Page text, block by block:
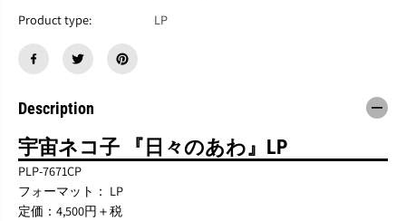
コ
『
日
の
わ
』
L
P
『
日
わ
』
P
Product type:
LP
Description
宇宙ネコ子 『日々のあわ』LP
PLP-7671CP
フォーマット： LP
定価：4,500円＋税